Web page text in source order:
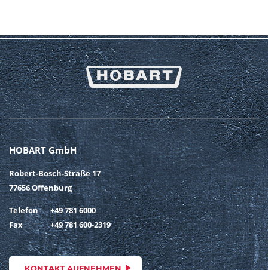
HOBART GmbH
Robert-Bosch-Straße 17
77656 Offenburg
Telefon
+49 781 6000
Fax
+49 781 600-2319